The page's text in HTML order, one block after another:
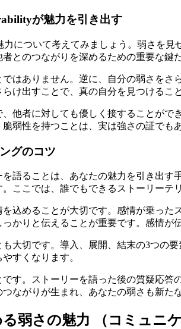
が魅力を引き出す
力について考えてみましょう。弱さを
とのつながりを深めるための重要な鍵
はありません。逆に、自分の弱さを
け出すことで、真の自分を見つけるこ
他者に対しても優しく接することが
弱性を持つことは、実は強さの証でも
グのコツ
語ることは、あなたの魅力を引き出
ここでは、誰でもできるストーリーテ
込めることが大切です。感情が乗っ
かりと伝えることが重要です。感情が
大切です。導入、展開、結末の3つの
すくなります。
す。ストーリーを語った後の質疑応
ながりが生まれ、あなたの弱さも新た
弱さの魅力 （コミュニ